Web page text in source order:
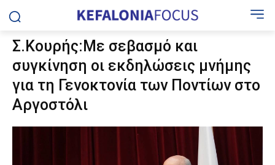
Σ.Κουρής:Με σεβασμό και
συγκίνηση οι εκδηλώσεις μνήμης
για τη Γενοκτονία των Ποντίων στο
Αργοστόλι